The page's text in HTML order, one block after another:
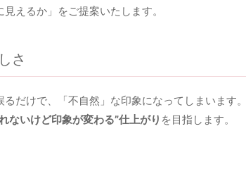
えるか」をご提案いたします。
さ
るだけで、「不自然」な印象になってしまいます。
ないけど印象が変わる”仕上がり を目指します。